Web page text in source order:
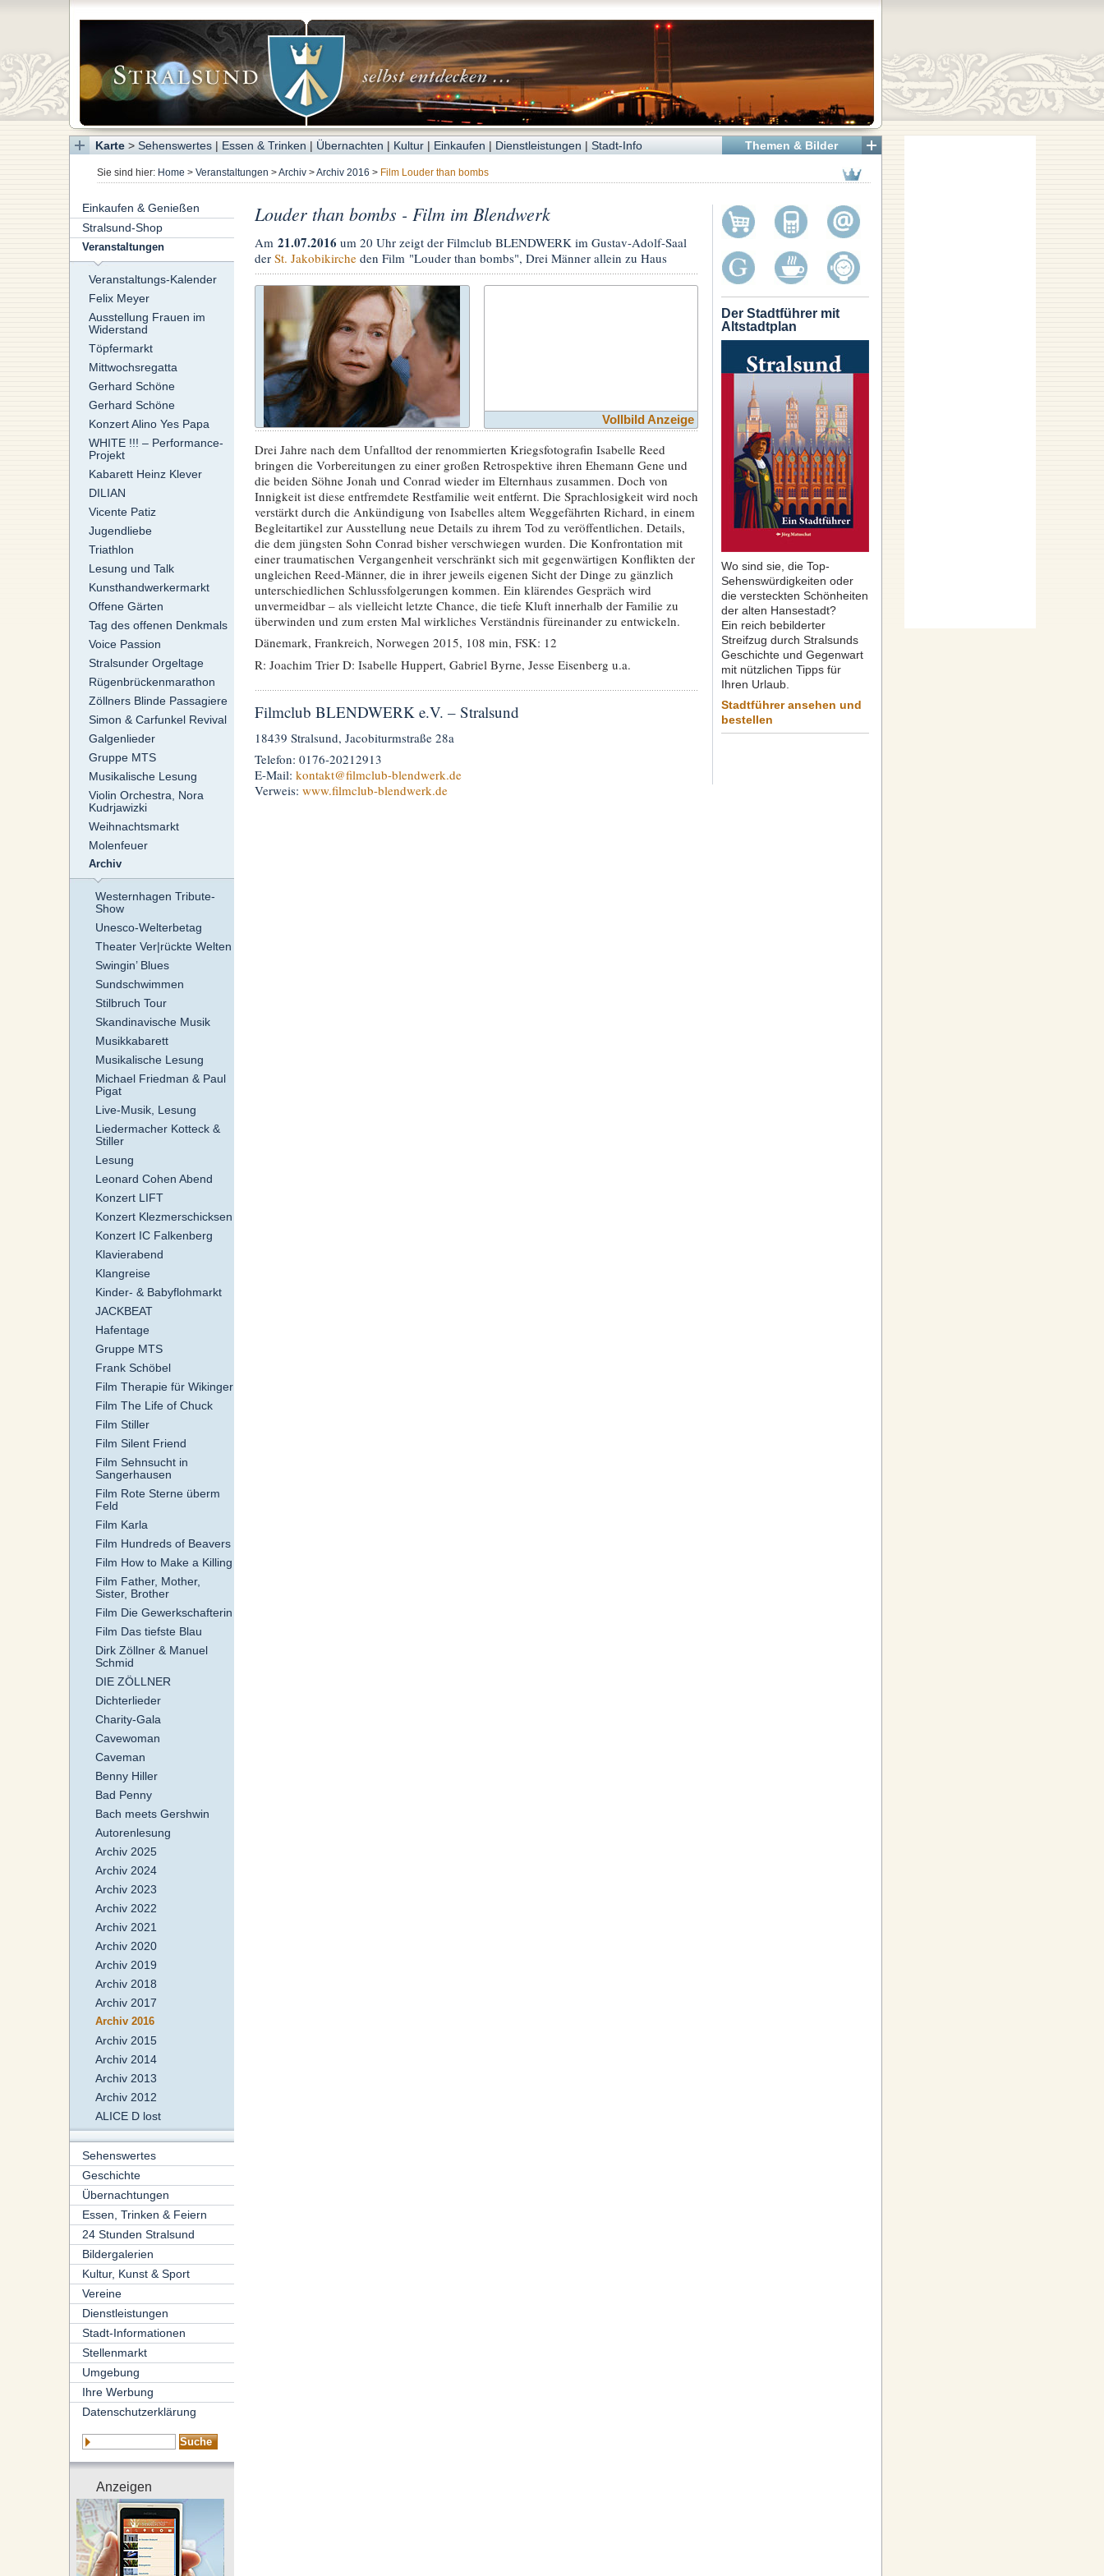
Themen & Bilder
Karte> Sehenswertes| Essen & Trinken | Übernachten | Kultur| Einkaufen | Dienstleistungen | Stadt-Info
Sie sind hier: Home > Veranstaltungen >Archiv>Archiv 2016 > Film Louder than bombs
Einkaufen & Genießen
Stralsund-Shop
Veranstaltungen
Veranstaltungs-Kalender
Felix Meyer
Ausstellung Frauen im
Widerstand
Töpfermarkt
Mittwochsregatta
Gerhard Schöne
Gerhard Schöne
Konzert Alino Yes Papa
WHITE !!! – Performance-
Projekt
Kabarett Heinz Klever
DILIAN
Vicente Patiz
Jugendliebe
Triathlon
Lesung und Talk
Kunsthandwerkermarkt
Offene Gärten
Tag des offenen Denkmals
Voice Passion
Stralsunder Orgeltage
Rügenbrückenmarathon
Zöllners Blinde Passagiere
Simon & Carfunkel Revival
Galgenlieder
Gruppe MTS
Musikalische Lesung
Violin Orchestra, Nora
Kudrjawizki
Weihnachtsmarkt
Molenfeuer
Archiv
Westernhagen Tribute-
Show
Unesco-Welterbetag
Theater Ver|rückte Welten
Swingin’ Blues
Sundschwimmen
Stilbruch Tour
Skandinavische Musik
Musikkabarett
Musikalische Lesung
Michael Friedman & Paul
Pigat
Live-Musik, Lesung
Liedermacher Kotteck &
Stiller
Lesung
Leonard Cohen Abend
Konzert LIFT
Konzert Klezmerschicksen
Konzert IC Falkenberg
Klavierabend
Klangreise
Kinder- & Babyflohmarkt
JACKBEAT
Hafentage
Gruppe MTS
Frank Schöbel
Film Therapie für Wikinger
Film The Life of Chuck
Film Stiller
Film Silent Friend
Film Sehnsucht in
Sangerhausen
Film Rote Sterne überm
Feld
Film Karla
Film Hundreds of Beavers
Film How to Make a Killing
Film Father, Mother,
Sister, Brother
Film Die Gewerkschafterin
Film Das tiefste Blau
Dirk Zöllner & Manuel
Schmid
DIE ZÖLLNER
Dichterlieder
Charity-Gala
Cavewoman
Caveman
Benny Hiller
Bad Penny
Bach meets Gershwin
Autorenlesung
Archiv 2025
Archiv 2024
Archiv 2023
Archiv 2022
Archiv 2021
Archiv 2020
Archiv 2019
Archiv 2018
Archiv 2017
Archiv 2016
Archiv 2015
Archiv 2014
Archiv 2013
Archiv 2012
ALICE D lost
Sehenswertes
Geschichte
Übernachtungen
Essen, Trinken & Feiern
24 Stunden Stralsund
Bildergalerien
Kultur, Kunst & Sport
Vereine
Dienstleistungen
Stadt-Informationen
Stellenmarkt
Umgebung
Ihre Werbung
Datenschutzerklärung
Anzeigen
Der Stadtführer mit
Altstadtplan
Wo sind sie, die Top-
Sehenswürdigkeiten oder
die versteckten Schönheiten
der alten Hansestadt?
Ein reich bebilderter
Streifzug durch Stralsunds
Geschichte und Gegenwart
mit nützlichen Tipps für
Ihren Urlaub.
Stadtführer ansehen und
bestellen
Louder than bombs - Film im Blendwerk
Am21.07.2016 um 20 Uhr zeigt der Filmclub BLENDWERK im Gustav-Adolf-Saal
der St. Jakobikircheden Film "Louder than bombs", Drei Männer allein zu Haus
Vollbild Anzeige
Drei Jahre nach dem Unfalltod der renommierten Kriegsfotografin Isabelle Reed
bringen die Vorbereitungen zu einer großen Retrospektive ihren Ehemann Gene und
die beiden Söhne Jonah und Conrad wieder im Elternhaus zusammen. Doch von
Innigkeit ist diese entfremdete Restfamilie weit entfernt. Die Sprachlosigkeit wird noch
verstärkt durch die Ankündigung von Isabelles altem Weggefährten Richard, in einem
Begleitartikel zur Ausstellung neue Details zu ihrem Tod zu veröffentlichen. Details,
die dem jüngsten Sohn Conrad bisher verschwiegen wurden. Die Konfrontation mit
einer traumatischen Vergangenheit verschränkt sich mit gegenwärtigen Konflikten der
ungleichen Reed-Männer, die in ihrer jeweils eigenen Sicht der Dinge zu gänzlich
unterschiedlichen Schlussfolgerungen kommen. Ein klärendes Gespräch wird
unvermeidbar – als vielleicht letzte Chance, die tiefe Kluft innerhalb der Familie zu
überwinden und zum ersten Mal wirkliches Verständnis füreinander zu entwickeln.
Dänemark, Frankreich, Norwegen 2015, 108 min, FSK: 12
R: Joachim Trier D: Isabelle Huppert, Gabriel Byrne, Jesse Eisenberg u.a.
Filmclub BLENDWERK e.V. – Stralsund
18439 Stralsund, Jacobiturmstraße 28a
Telefon: 0176-20212913
E-Mail: kontakt@filmclub-blendwerk.de
Verweis: www.filmclub-blendwerk.de